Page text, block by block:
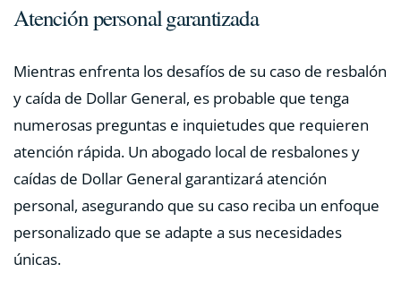
Atención personal garantizada
Mientras enfrenta los desafíos de su caso de resbalón
y caída de Dollar General, es probable que tenga
numerosas preguntas e inquietudes que requieren
atención rápida. Un abogado local de resbalones y
caídas de Dollar General garantizará atención
personal, asegurando que su caso reciba un enfoque
personalizado que se adapte a sus necesidades
únicas.